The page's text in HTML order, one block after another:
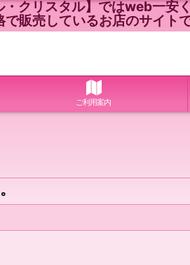
クリスタル】ではweb一安
販売しているお店のサイトで
ご利用案内